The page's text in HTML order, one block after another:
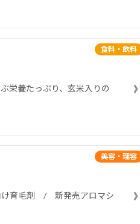
食料・飲料
栄養たっぷり、玄米入りの
›
美容・理容
育毛剤 / 新発売アロマシ
›